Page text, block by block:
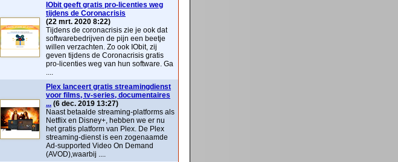
IObit geeft gratis pro-licenties weg
tijdens de Coronacrisis
(22 mrt. 2020 8:22)
Tijdens de coronacrisis zie je ook dat
softwarebedrijven de pijn een beetje
willen verzachten. Zo ook IObit, zij
geven tijdens de Coronacrisis gratis
pro-licenties weg van hun software. Ga
....
Plex lanceert gratis streamingdienst
voor films, tv-series, documentaires
... (6 dec. 2019 13:27)
Naast betaalde streaming-platforms als
Netflix en Disney+, hebben we er nu
het gratis platform van Plex. De Plex
streaming-dienst is een zogenaamde
Ad-supported Video On Demand
(AVOD),waarbij ....